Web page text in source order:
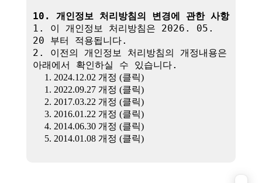
10. 개인정보 처리방침의 변경에 관한 사항
1. 이 개인정보 처리방침은 2026. 05.
20 부터 적용됩니다.
2. 이전의 개인정보 처리방침의 개정내용은
아래에서 확인하실 수 있습니다.
1. 2024.12.02 개정 (클릭)
1. 2022.09.27 개정 (클릭)
2. 2017.03.22 개정 (클릭)
3. 2016.01.22 개정 (클릭)
4. 2014.06.30 개정 (클릭)
5. 2014.01.08 개정 (클릭)